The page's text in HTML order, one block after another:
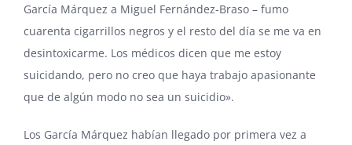
García Márquez a Miguel Fernández-Braso – fumo
cuarenta cigarrillos negros y el resto del día se me va en
desintoxicarme. Los médicos dicen que me estoy
suicidando, pero no creo que haya trabajo apasionante
que de algún modo no sea un suicidio».
Los García Márquez habían llegado por primera vez a